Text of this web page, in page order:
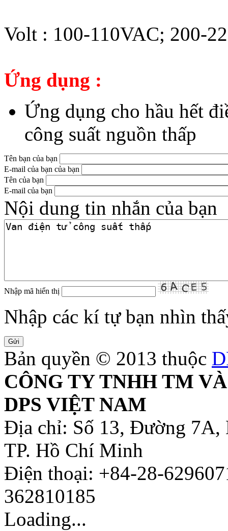
Volt : 100-110VAC; 200-
Ứng dụng :
Ứng dụng cho hầu hết
công suất nguồn thấp
Tên bạn của bạn
E-mail của bạn của bạn
Tên của bạn
E-mail của bạn
Nội dung tin nhắn của bạn
Nhập mã hiển thị
Nhập các kí tự bạn nhìn
Bản quyền © 2013 thuộc
CÔNG TY TNHH TM
DPS VIỆT NAM
Địa chỉ: Số 13, Đường 7A,
TP. Hồ Chí Minh
Điện thoại: +84-28-
362810185
Loading...